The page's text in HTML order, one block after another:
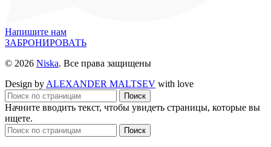
Напишите нам
ЗАБРОНИРОВАТЬ
© 2026 Niska. Все права защищены
Design byALEXANDER MALTSEV with love
Поиск
Начните вводить текст, чтобы увидеть страницы, которые вы
ищете.
Поиск